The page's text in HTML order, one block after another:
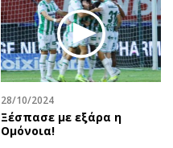
28/10/2024
Ξέσπασε με εξάρα η
Ομόνοια!